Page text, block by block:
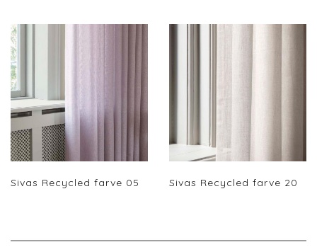
Sivas Recycled farve 05 Sivas Recycled farve 20